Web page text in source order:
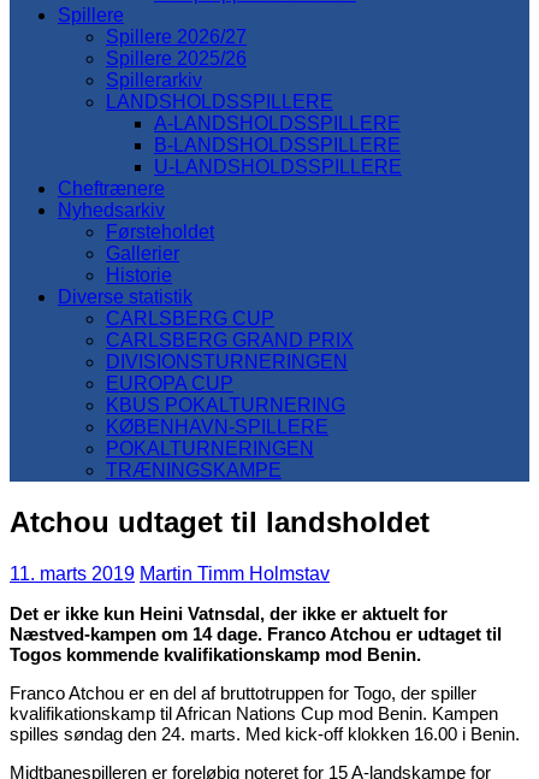
Spillere
Spillere 2026/27
Spillere 2025/26
Spillerarkiv
LANDSHOLDSSPILLERE
A-LANDSHOLDSSPILLERE
B-LANDSHOLDSSPILLERE
U-LANDSHOLDSSPILLERE
Cheftrænere
Nyhedsarkiv
Førsteholdet
Gallerier
Historie
Diverse statistik
CARLSBERG CUP
CARLSBERG GRAND PRIX
DIVISIONSTURNERINGEN
EUROPA CUP
KBUS POKALTURNERING
KØBENHAVN-SPILLERE
POKALTURNERINGEN
TRÆNINGSKAMPE
Atchou udtaget til landsholdet
11. marts 2019 Martin Timm Holmstav
Det er ikke kun Heini Vatnsdal, der ikke er aktuelt for
Næstved-kampen om 14 dage. Franco Atchou er udtaget til
Togos kommende kvalifikationskamp mod Benin.
Franco Atchou er en del af bruttotruppen for Togo, der spiller
kvalifikationskamp til African Nations Cup mod Benin. Kampen
spilles søndag den 24. marts. Med kick-off klokken 16.00 i Benin.
Midtbanespilleren er foreløbig noteret for 15 A-landskampe for